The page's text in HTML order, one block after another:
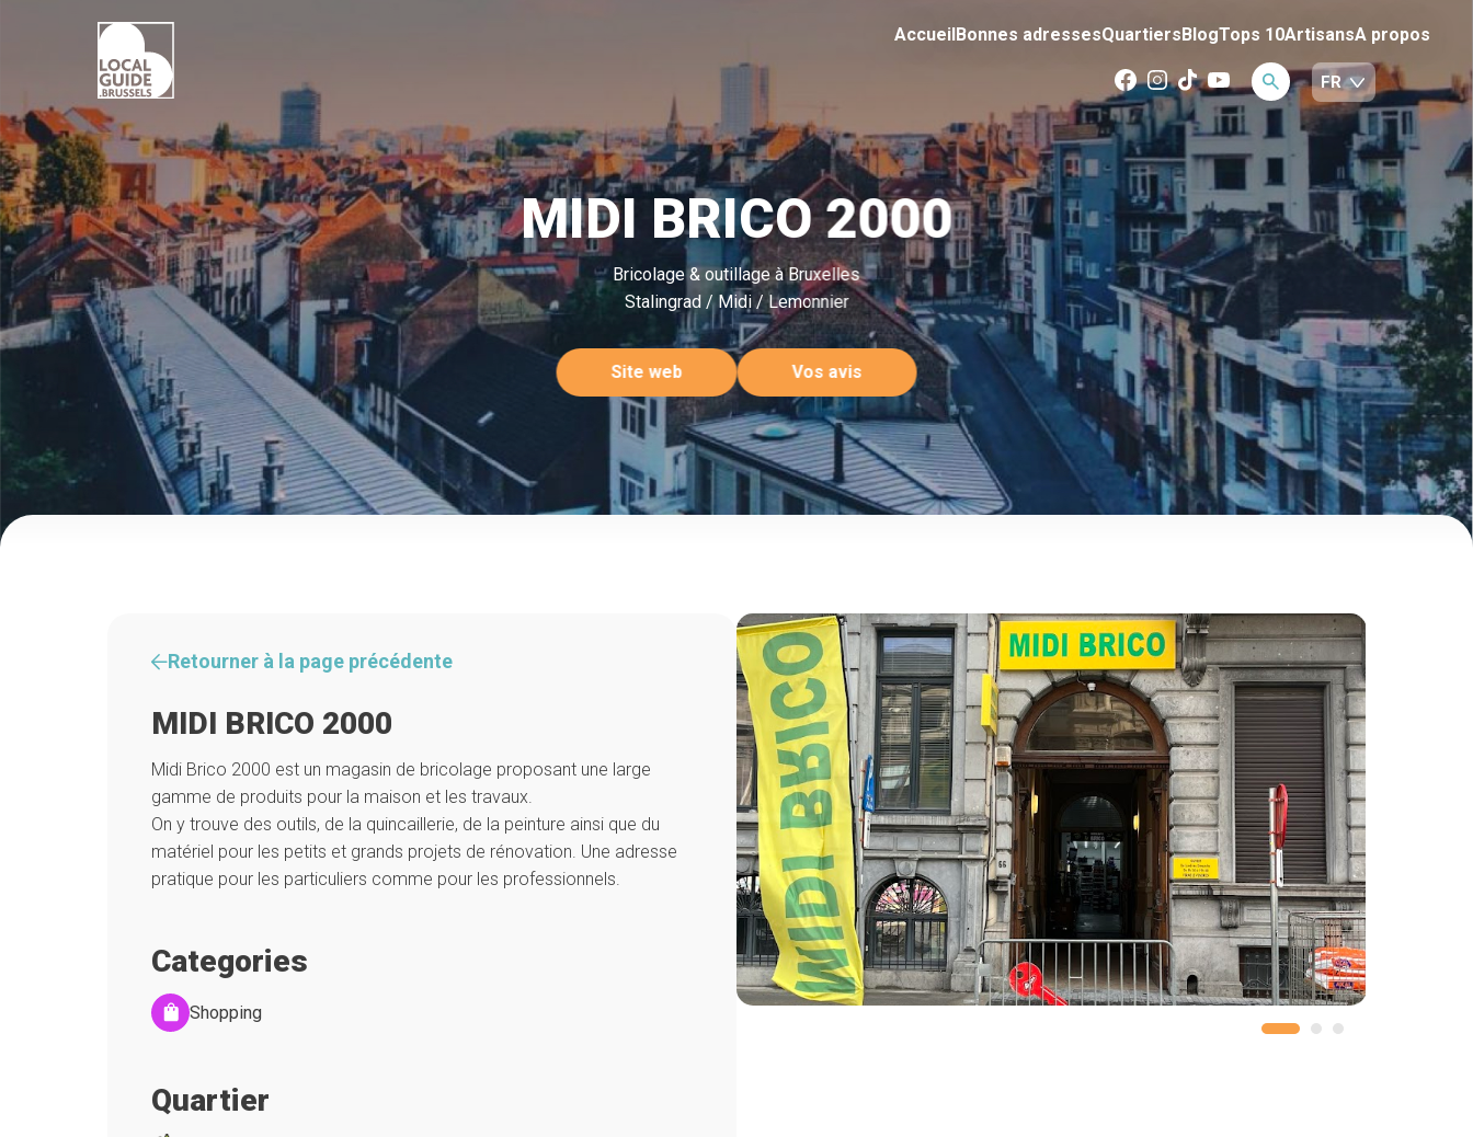
AccueilBonnes adressesQuartiersBlogTops 10ArtisansA propos
MIDI BRICO 2000
Bricolage & outillage à Bruxelles
Stalingrad / Midi / Lemonnier
Site web Vos avis
Retourner à la page précédente
MIDI BRICO 2000
Midi Brico 2000 est un magasin de bricolage proposant une large
gamme de produits pour la maison et les travaux.
On y trouve des outils, de la quincaillerie, de la peinture ainsi que du
matériel pour les petits et grands projets de rénovation. Une adresse
pratique pour les particuliers comme pour les professionnels.
Categories
Shopping
Quartier